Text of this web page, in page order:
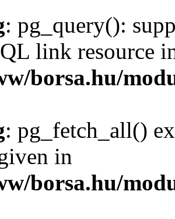
: pg_query():
link resource
borsa.hu/
: pg_fetch_all()
in
borsa.hu/